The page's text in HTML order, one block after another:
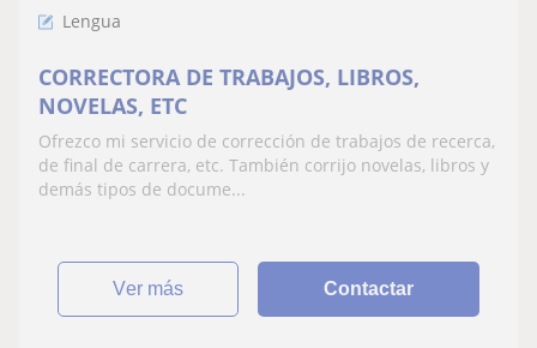
Lengua
CORRECTORA DE TRABAJOS, LIBROS,
NOVELAS, ETC
Ofrezco mi servicio de corrección de trabajos de recerca,
de final de carrera, etc. También corrijo novelas, libros y
demás tipos de docume...
ver más Contactar